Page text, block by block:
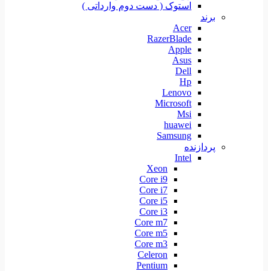
استوک ( دست دوم وارداتی )
برند
Acer
RazerBlade
Apple
Asus
Dell
Hp
Lenovo
Microsoft
Msi
huawei
Samsung
پردازنده
Intel
Xeon
Core i9
Core i7
Core i5
Core i3
Core m7
Core m5
Core m3
Celeron
Pentium